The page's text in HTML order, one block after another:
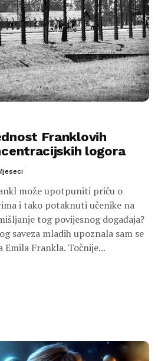
Franklovih
logora
može upotpuniti priču o
i tako potaknuti učenike na
tog povijesnog događaja?
saveza mladih upoznala sam se
Frankla. Točnije...